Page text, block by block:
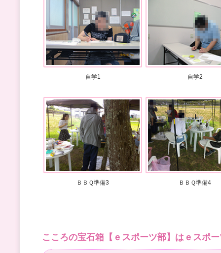
自学1 自学2
ＢＢＱ準備3 ＢＢＱ準備4
こころの宝石箱【ｅスポーツ部】はｅスポ